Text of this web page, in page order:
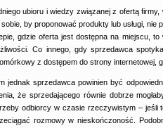
ubioru i wiedzy związanej z ofertą
by proponować produkty lub usługi,
gdzie oferta jest dostępna na miejscu,
Co innego, gdy sprzedawca
z dostępem do strony internetowej,
jednak sprzedawca powinien być
że sprzedającego równie dobrze
odbiorcy w czasie rzeczywistym – jeśli
rozmowy w nieskończoność.